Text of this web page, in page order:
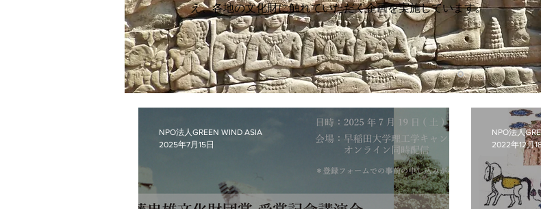
え、各地の文化財に触れていただく企画を実施しています。
NPO法人GREEN WIND ASIA
2025年7月15日
NPO法人
2022年12月